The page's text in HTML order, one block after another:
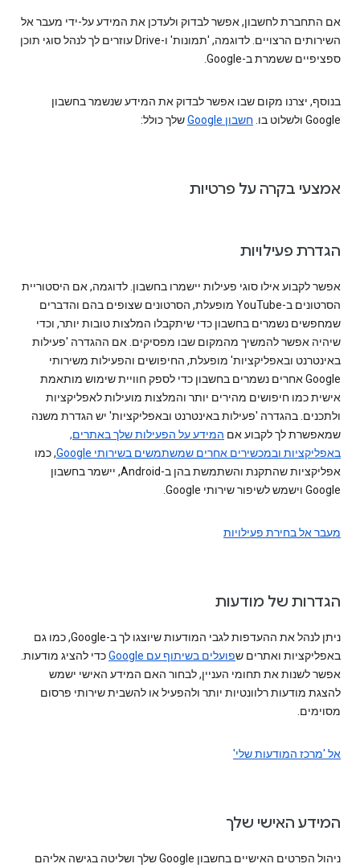
אם התחברת לחשבון, אפשר לבדוק ולעדכן את המידע על-ידי מעבר אל
השירותים הרצויים. לדוגמה, 'תמונות' ו-Drive עוזרים לך לנהל סוגי תוכן
ספציפיים ששמרת ב-Google.
בנוסף, יצרנו מקום שבו אפשר לבדוק את המידע שנשמר בחשבון
Google ולשלוט בו.
חשבון Google שלך כולל:
אמצעי בקרה על פרטיות
הגדרת פעילויות
אפשר לקבוע אילו סוגי פעילות יישמרו בחשבון. לדוגמה, אם היסטוריית
הסרטונים ב-YouTube מופעלת, הסרטונים שצופים בהם והדברים
שמחפשים נשמרים בחשבון כדי שיתקבלו המלצות טובות יותר, וכדי
שיהיה אפשר להמשיך מהמקום שבו מפסיקים. אם ההגדרה 'פעילות
באינטרנט ובאפליקציות' מופעלת, החיפושים והפעילות משירותי
Google אחרים נשמרים בחשבון כדי לספק חוויית שימוש מותאמת
אישית כמו חיפושים מהירים יותר והמלצות מועילות לאפליקציות
ולתכנים. בהגדרה 'פעילות באינטרנט ובאפליקציות' יש הגדרת משנה
שמאפשרת לך לקבוע אם המידע על הפעילות שלך באתרים,
באפליקציות ובמכשירים אחרים שמשתמשים בשירותי Google
, כמו
אפליקציות שהתקנת והשתמשת בהן ב-Android, יישמר בחשבון
Google וישמש לשיפור שירותי Google.
מעבר אל בחירת פעילויות
הגדרות של מודעות
ניתן לנהל את ההעדפות לגבי המודעות שיוצגו לך ב-Google, כמו גם
באפליקציות ואתרים שפועלים בשיתוף עם Google
כדי להציג מודעות.
אפשר לשנות את תחומי העניין, לבחור האם המידע האישי ישמש
להצגת מודעות רלוונטיות יותר ולהפעיל או להשבית שירותי פרסום
מסוימים.
אל 'מרכז המודעות שלי'
המידע האישי שלך
ניהול הפרטים האישיים בחשבון Google שלך ושליטה בגישה אליהם